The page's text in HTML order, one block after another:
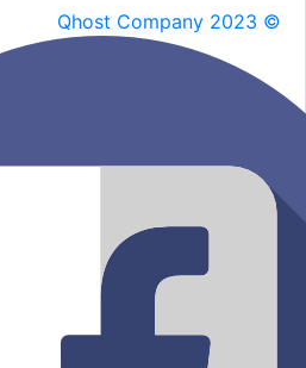
Qhost Company 2023 ©